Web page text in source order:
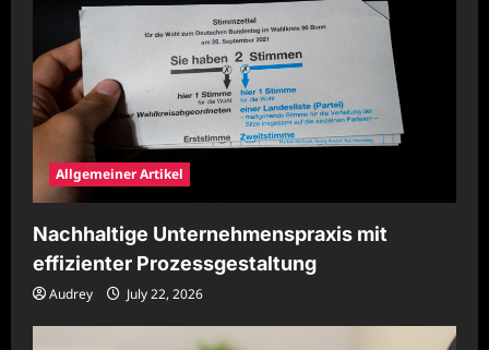
Allgemeiner Artikel
Nachhaltige Unternehmenspraxis mit
effizienter Prozessgestaltung
Audrey July 22, 2026